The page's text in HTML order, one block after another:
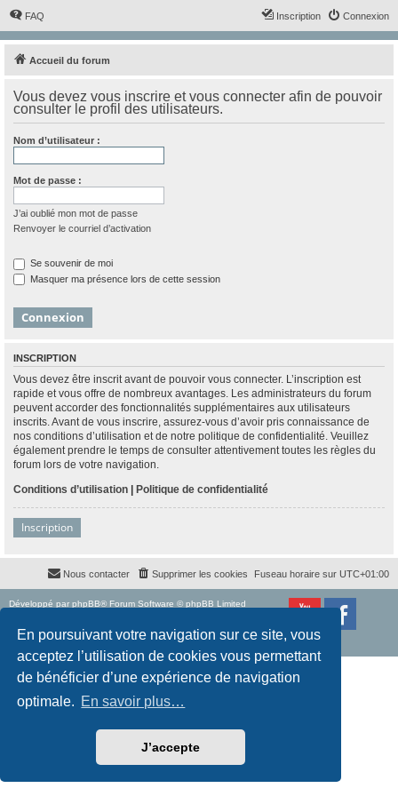
En poursuivant votre navigation sur ce site, vous
acceptez l’utilisation de cookies vous permettant
de bénéficier d’une expérience de navigation
optimale. En savoir plus…
J’accepte
FAQ Connexion
Inscription
Accueil du forum
Vous devez vous inscrire et vous connecter afin de pouvoir
consulter le profil des utilisateurs.
Nom d’utilisateur :
Mot de passe :
J’ai oublié mon mot de passe
Renvoyer le courriel d’activation
Se souvenir de moi
Masquer ma présence lors de cette session
INSCRIPTION
Vous devez être inscrit avant de pouvoir vous connecter. L’inscription est
rapide et vous offre de nombreux avantages. Les administrateurs du forum
peuvent accorder des fonctionnalités supplémentaires aux utilisateurs
inscrits. Avant de vous inscrire, assurez-vous d’avoir pris connaissance de
nos conditions d’utilisation et de notre politique de confidentialité. Veuillez
également prendre le temps de consulter attentivement toutes les règles du
forum lors de votre navigation.
Conditions d’utilisation | Politique de confidentialité
Inscription
Fuseau horaire sur UTC+01:00
Supprimer les cookies
Nous contacter
Développé par phpBB® Forum Software © phpBB Limited
Style
par © Mazeltof
2017
Confidentialité|Conditions